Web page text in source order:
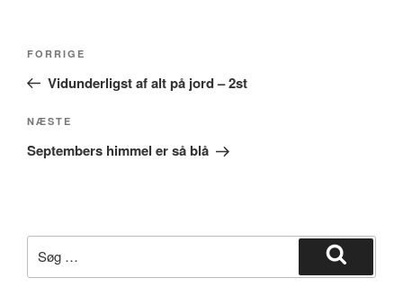
Forrige
indlæg
FORRIGE
Vidunderligst af alt på jord – 2st
Næste
indlæg
NÆSTE
Septembers himmel er så blå
efter:
Søg